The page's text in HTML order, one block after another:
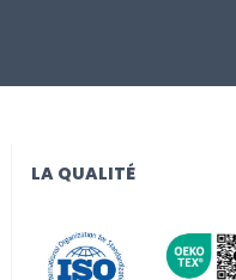
LA QUALITÉ